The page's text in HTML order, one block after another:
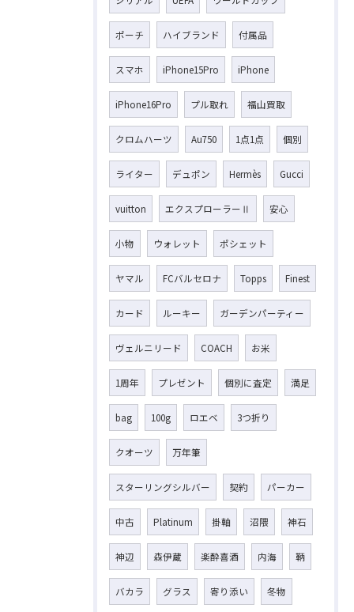
ポーチ ハイブランド 付属品
スマホ iPhone15Pro iPhone
iPhone16Pro プル取れ 福山買取
クロムハーツ Au750 1点1点 個別
ライター デュポン Hermès Gucci
vuitton エクスプローラーⅡ 安心
小物 ウォレット ポシェット
ヤマル FCバルセロナ Topps Finest
カード ルーキー ガーデンパーティー
ヴェルニリード COACH お米
1周年 プレゼント 個別に査定 満足
bag 100g ロエベ 3つ折り
クオーツ 万年筆
スターリングシルバー 契約 パーカー
中古 Platinum 掛軸 沼隈 神石
神辺 森伊蔵 楽酔喜酒 内海 鞆
バカラ グラス 寄り添い 冬物